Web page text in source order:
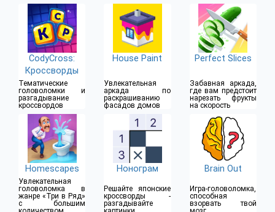
CodyCross:
Кроссворды
Тематические
головоломки и
разгадывание
кроссвордов
House Paint
Увлекательная
аркада по
раскрашиванию
фасадов домов
Perfect Slices
Забавная аркада,
где вам предстоит
нарезать фрукты
на скорость
Homescapes
Увлекательная
головоломка в
жанре «Три в Ряд»
с большим
Нонограм
Решайте японские
кроссворды -
разгадывайте
Brain Out
Игра-головоломка,
способная
взорвать твой